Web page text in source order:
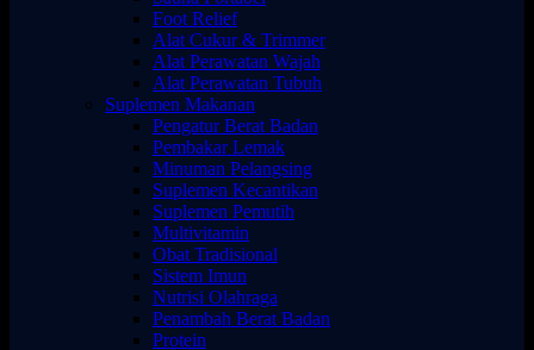
Foot Relief
Alat Cukur & Trimmer
Alat Perawatan Wajah
Alat Perawatan Tubuh
Suplemen Makanan
Pengatur Berat Badan
Pembakar Lemak
Minuman Pelangsing
Suplemen Kecantikan
Suplemen Pemutih
Multivitamin
Obat Tradisional
Sistem Imun
Nutrisi Olahraga
Penambah Berat Badan
Protein